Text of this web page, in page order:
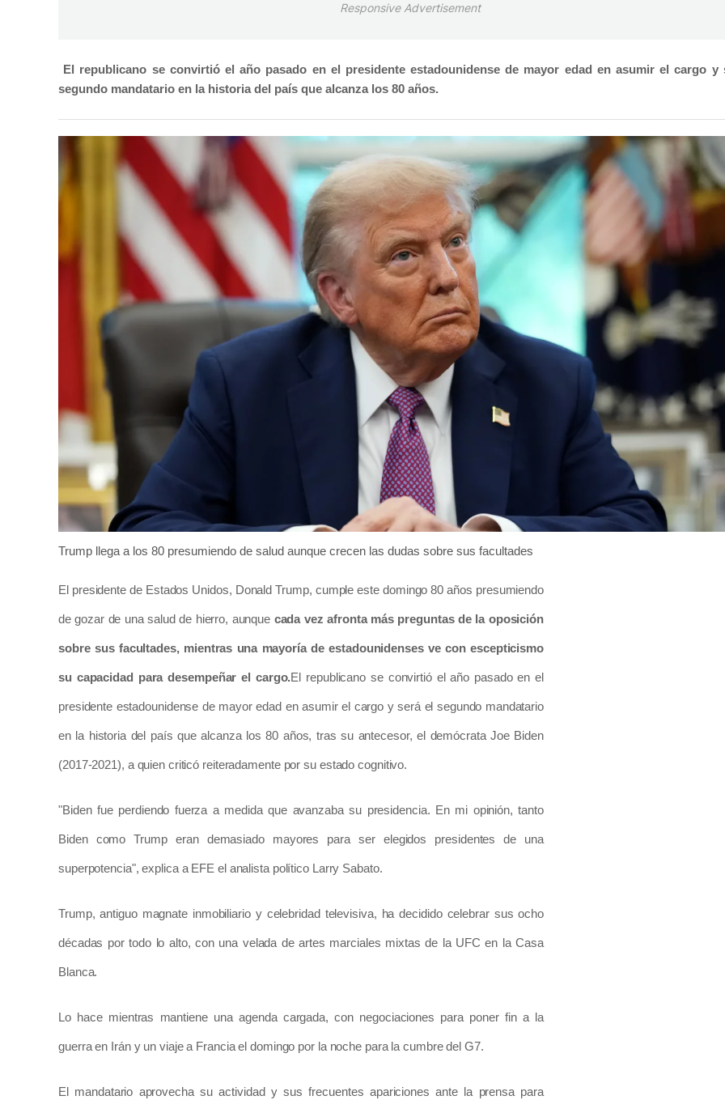
Responsive Advertisement
El republicano se convirtió el año pasado en el presidente estadounidense de mayor edad en asumir el cargo y
segundo mandatario en la historia del país que alcanza los 80 años.
Trump llega a los 80 presumiendo de salud aunque crecen las dudas sobre sus facultades
El presidente de Estados Unidos, Donald Trump, cumple este domingo 80 años presumiendo
de gozar de una salud de hierro, aunque cada vez afronta más preguntas de la oposición
sobre sus facultades, mientras una mayoría de estadounidenses ve con escepticismo
su capacidad para desempeñar el cargo.El republicano se convirtió el año pasado en el
presidente estadounidense de mayor edad en asumir el cargo y será el segundo mandatario
en la historia del país que alcanza los 80 años, tras su antecesor, el demócrata Joe Biden
(2017-2021), a quien criticó reiteradamente por su estado cognitivo.
"Biden fue perdiendo fuerza a medida que avanzaba su presidencia. En mi opinión, tanto
Biden como Trump eran demasiado mayores para ser elegidos presidentes de una
superpotencia", explica a EFE el analista político Larry Sabato.
Trump, antiguo magnate inmobiliario y celebridad televisiva, ha decidido celebrar sus ocho
décadas por todo lo alto, con una velada de artes marciales mixtas de la UFC en la Casa
Blanca.
Lo hace mientras mantiene una agenda cargada, con negociaciones para poner fin a la
guerra en Irán y un viaje a Francia el domingo por la noche para la cumbre del G7.
El mandatario aprovecha su actividad y sus frecuentes apariciones ante la prensa para